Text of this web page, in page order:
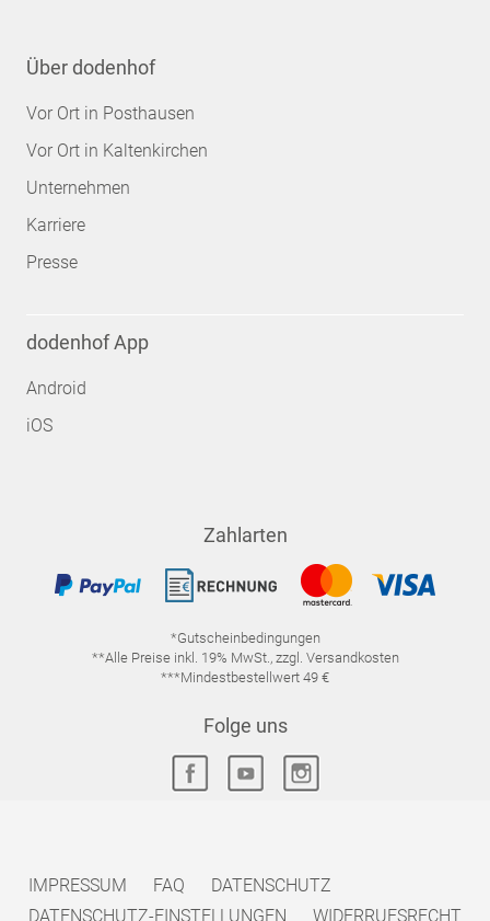
Über dodenhof
Vor Ort in Posthausen
Vor Ort in Kaltenkirchen
Unternehmen
Karriere
Presse
dodenhof App
Android
iOS
Zahlarten
*Gutscheinbedingungen
**Alle Preise inkl. 19% MwSt., zzgl. Versandkosten
***Mindestbestellwert 49 €
Folge uns
IMPRESSUM FAQ
DATENSCHUTZ
DATENSCHUTZ-EINSTELLUNGEN
WIDERRUFSRECHT